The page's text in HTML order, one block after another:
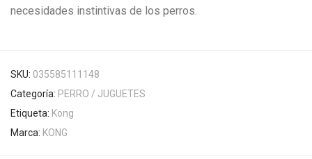
necesidades instintivas de los perros.
SKU: 035585111148
Categoría: PERRO / JUGUETES
Etiqueta: Kong
Marca: KONG